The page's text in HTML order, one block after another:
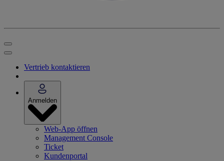
Vertrieb kontaktieren
Anmelden
Web-App öffnen
Management Console
Ticket
Kundenportal